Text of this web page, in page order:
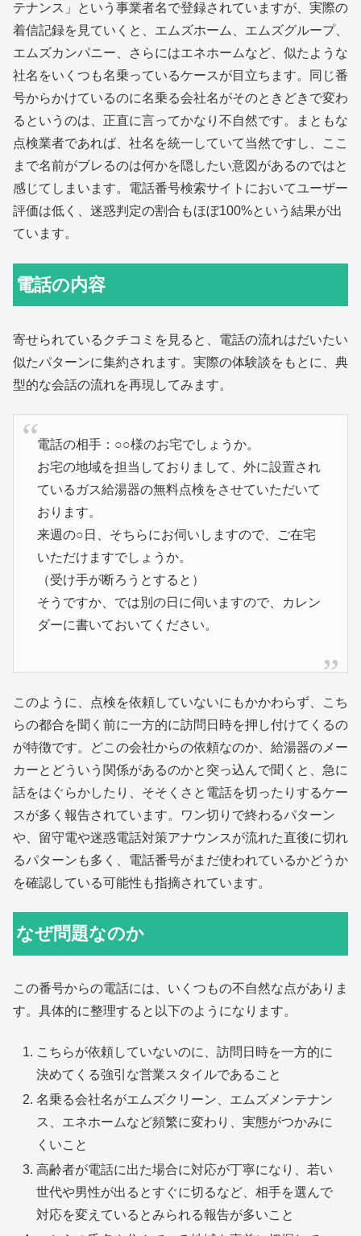
テナンス」という事業者名で登録されていますが、実際の
着信記録を見ていくと、エムズホーム、エムズグループ、
エムズカンパニー、さらにはエネホームなど、似たような
社名をいくつも名乗っているケースが目立ちます。同じ番
号からかけているのに名乗る会社名がそのときどきで変わ
るというのは、正直に言ってかなり不自然です。まともな
点検業者であれば、社名を統一していて当然ですし、ここ
まで名前がブレるのは何かを隠したい意図があるのではと
感じてしまいます。電話番号検索サイトにおいてユーザー
評価は低く、迷惑判定の割合もほぼ100%という結果が出
ています。
電話の内容
寄せられているクチコミを見ると、電話の流れはだいたい
似たパターンに集約されます。実際の体験談をもとに、典
型的な会話の流れを再現してみます。
電話の相手：○○様のお宅でしょうか。
お宅の地域を担当しておりまして、外に設置され
ているガス給湯器の無料点検をさせていただいて
おります。
来週の○日、そちらにお伺いしますので、ご在宅
いただけますでしょうか。
（受け手が断ろうとすると）
そうですか、では別の日に伺いますので、カレン
ダーに書いておいてください。
このように、点検を依頼していないにもかかわらず、こち
らの都合を聞く前に一方的に訪問日時を押し付けてくるの
が特徴です。どこの会社からの依頼なのか、給湯器のメー
カーとどういう関係があるのかと突っ込んで聞くと、急に
話をはぐらかしたり、そそくさと電話を切ったりするケー
スが多く報告されています。ワン切りで終わるパターン
や、留守電や迷惑電話対策アナウンスが流れた直後に切れ
るパターンも多く、電話番号がまだ使われているかどうか
を確認している可能性も指摘されています。
なぜ問題なのか
この番号からの電話には、いくつもの不自然な点がありま
す。具体的に整理すると以下のようになります。
こちらが依頼していないのに、訪問日時を一方的に
決めてくる強引な営業スタイルであること
名乗る会社名がエムズクリーン、エムズメンテナン
ス、エネホームなど頻繁に変わり、実態がつかみに
くいこと
高齢者が電話に出た場合に対応が丁寧になり、若い
世代や男性が出るとすぐに切るなど、相手を選んで
対応を変えているとみられる報告が多いこと